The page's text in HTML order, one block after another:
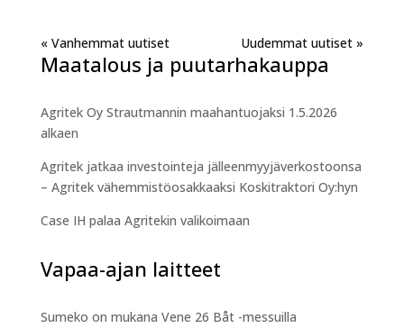
« Vanhemmat merkinnät Seuraavat merkinnät »
Maatalous ja puutarhakauppa
Agritek Oy Strautmannin maahantuojaksi 1.5.2026
alkaen
Agritek jatkaa investointeja jälleenmyyjäverkostoonsa
– Agritek vähemmistöosakkaaksi Koskitraktori Oy:hyn
Case IH palaa Agritekin valikoimaan
Vapaa-ajan laitteet
Sumeko on mukana Vene 26 Båt -messuilla